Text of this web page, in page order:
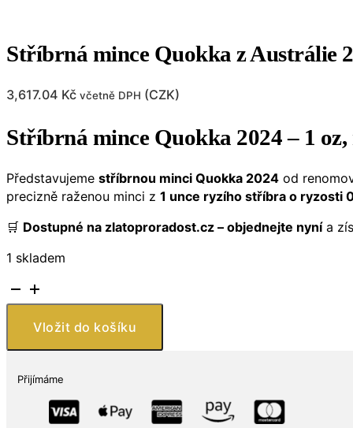
Stříbrná mince Quokka z Austrálie
3,617.04 Kč včetně DPH (CZK)
Stříbrná mince Quokka 2024 – 1
Představujeme stříbrnou minci Quokka 2024 od
precizně raženou minci z 1 unce ryzího stříbra o ryzosti
🛒 Dostupné na zlatoproradost.cz – objednejte nynía
1 skladem
Stříbrná
mince
Quokka
2024,
Vložit do košíku
Přijímáme